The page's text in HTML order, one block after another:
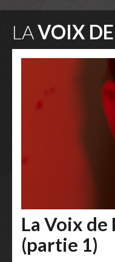
LAVOIX
La Voix
(partie 1)